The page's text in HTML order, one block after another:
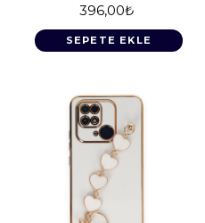
396,00₺
SEPETE EKLE